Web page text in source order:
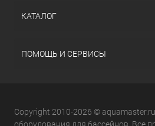
КАТАЛОГ
ПОМОЩЬ И СЕРВИСЫ
Copyright 2010-2026 ©